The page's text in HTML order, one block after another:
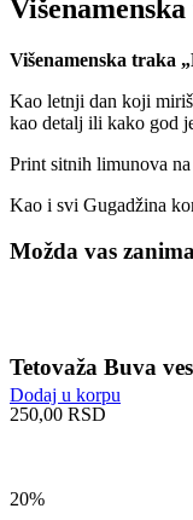
Višenamenska traka
Kao letnji dan koji
kao detalj ili kako god
Print sitnih limunova
Kao i svi Gugadžina
Možda vas
Dodaj u korpu
Tetovaža Buva
250,00 RSD
20%